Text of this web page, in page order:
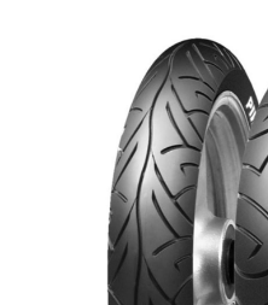
Reifentests